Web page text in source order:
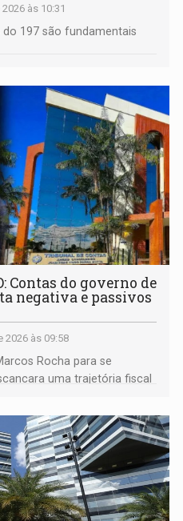
às 10:31
do 197 são fundamentais
Contas do governo de
negativa e passivos
2026 às 09:58
Rocha para se
uma trajetória fiscal